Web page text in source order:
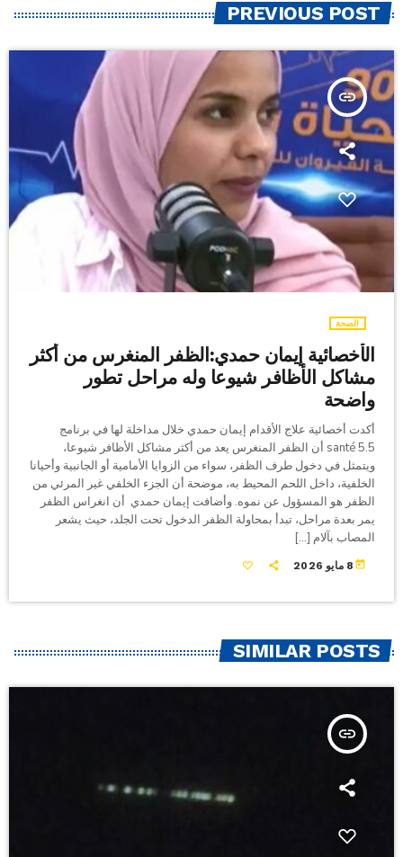
PREVIOUS POST
insert_link
الصحة
الأخصائية إيمان حمدي:الظفر المنغرس من أكثر
مشاكل الأظافر شيوعا وله مراحل تطور
واضحة
أكدت أخصائية علاج الأقدام إيمان حمدي خلال مداخلة لها في برنامج
santé 5.5 أن الظفر المنغرس يعد من أكثر مشاكل الأظافر شيوعا،
ويتمثل في دخول طرف الظفر، سواء من الزوايا الأمامية أو الجانبية وأحيانا
الخلفية، داخل اللحم المحيط به، موضحة أن الجزء الخلفي غير المرئي من
الظفر هو المسؤول عن نموه. وأضافت إيمان حمدي أن انغراس الظفر
يمر بعدة مراحل، تبدأ بمحاولة الظفر الدخول تحت الجلد، حيث يشعر
المصاب بآلام […]
today 8 مايو 2026
SIMILAR POSTS
insert_link